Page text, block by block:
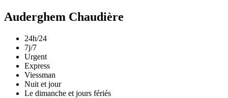
Auderghem Chaudière
24h/24
7j/7
Urgent
Express
Viessman
Nuit et jour
Le dimanche et jours fériés